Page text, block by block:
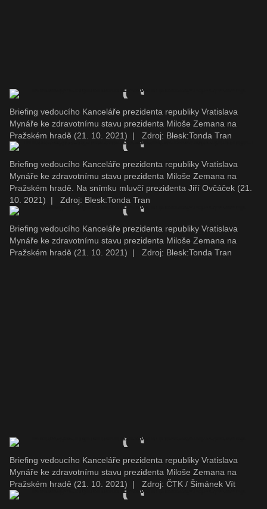
Briefing vedoucího Kanceláře prezidenta republiky Vratislava
Mynáře ke zdravotnímu stavu prezidenta Miloše Zemana na
Pražském hradě (21. 10. 2021)
| Zdroj: Blesk:Tonda Tran
Briefing vedoucího Kanceláře prezidenta republiky Vratislava
Mynáře ke zdravotnímu stavu prezidenta Miloše Zemana na
Pražském hradě. Na snímku mluvčí prezidenta Jiří Ovčáček (21.
10. 2021)
| Zdroj: Blesk:Tonda Tran
Briefing vedoucího Kanceláře prezidenta republiky Vratislava
Mynáře ke zdravotnímu stavu prezidenta Miloše Zemana na
Pražském hradě (21. 10. 2021)
| Zdroj: Blesk:Tonda Tran
Briefing vedoucího Kanceláře prezidenta republiky Vratislava
Mynáře ke zdravotnímu stavu prezidenta Miloše Zemana na
Pražském hradě (21. 10. 2021)
| Zdroj: ČTK / Šimánek Vít